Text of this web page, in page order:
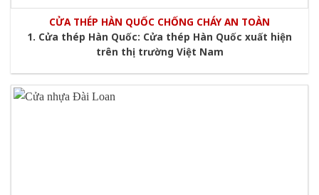
CỬA THÉP HÀN QUỐC CHỐNG CHÁY AN TOÀN
1. Cửa thép Hàn Quốc: Cửa thép Hàn Quốc xuất hiện
trên thị trường Việt Nam